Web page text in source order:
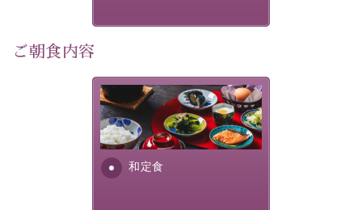
21：45 「ホテル紅や」到着
【ご予約前にご確認ください】
※本プランはバスの定員に限りがあるため、先着順での
ご案内となります。
※ご予約完了後でも、時間差により満席となる場合がご
ざいます。その際は当館よりご連絡申し上げます。
※催行人数に満たない場合は、催行を見合わせる場合が
ございます。その際は前日までにご連絡いたします。
※ほたる童謡公園では自由行動となります（ガイドは付
ご朝食内容
和定食
さっぱりとした和食膳に使わ
れる食材は、諏訪の名産品を
ふんだんに取り入れ、安心・
安全を心掛けた長野県産...